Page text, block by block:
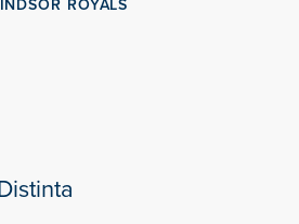
ROYALS